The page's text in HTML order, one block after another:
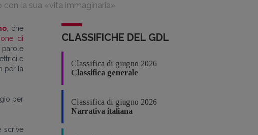
la sua «vita immaginaria»
, che
di
parole
e
per la
per
scrive
CLASSIFICHE DEL GDL
Classifica di giugno 2026
Classifica generale
Classifica di giugno 2026
Narrativa italiana